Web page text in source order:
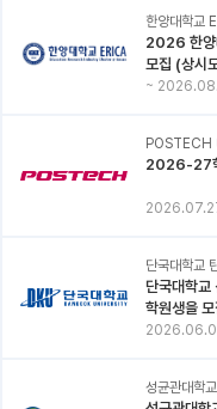
한양대학교
2026 한양
모집 (상시
~
POSTECH
2026-27학
단국대학교
단국대학교
학원생을
성균관대학